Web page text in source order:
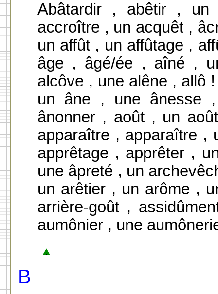
Abâtardir , abêtir ,
accroître , un acquêt ,
un affût , un affûtage ,
âge , âgé/ée , aîné ,
alcôve , une alêne , allô
un âne , une ânesse
ânonner , août , un
apparaître , apparaître ,
apprêtage , apprêter ,
une âpreté , un
un arêtier , un arôme ,
arrière-goût ,
aumônier , une
B